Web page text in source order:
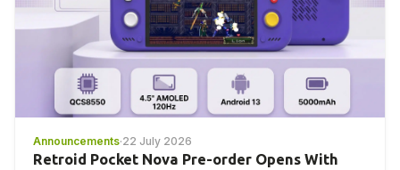
Announcements·22 July 2026
Retroid Pocket Nova Pre-order Opens With